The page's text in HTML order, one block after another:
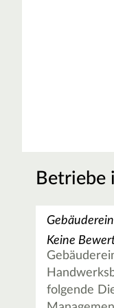
Betriebe
Keine
folgende